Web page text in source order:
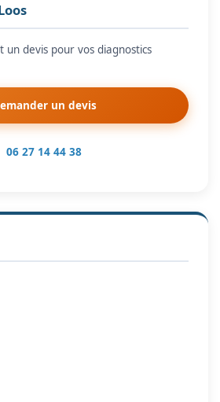
devis pour vos diagnostics
un devis
06 27 14 44 38